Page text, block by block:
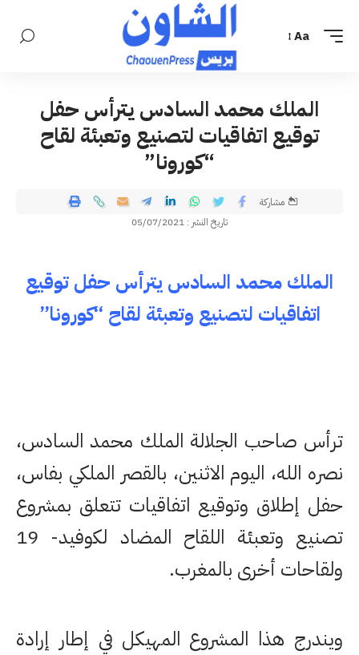
Aa
الملك محمد السادس يترأس حفل
توقيع اتفاقيات لتصنيع وتعبئة لقاح
“كورونا”
تاريخ النشر : 05/07/2021
مشاركة
الملك محمد السادس يترأس حفل توقيع
اتفاقيات لتصنيع وتعبئة لقاح “كورونا”
ترأس صاحب الجلالة الملك محمد السادس،
نصره الله، اليوم الاثنين، بالقصر الملكي بفاس،
حفل إطلاق وتوقيع اتفاقيات تتعلق بمشروع
تصنيع وتعبئة اللقاح المضاد لكوفيد- 19
ولقاحات أخرى بالمغرب.
ويندرج هذا المشروع المهيكل في إطار إرادة